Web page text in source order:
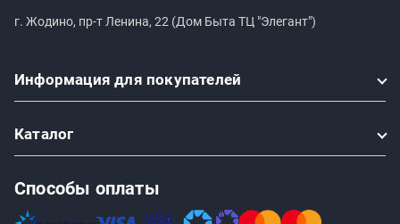
г. Жодино, пр-т Ленина, 22 (Дом Быта ТЦ "Элегант")
Информация для покупателей
Каталог
Способы оплаты